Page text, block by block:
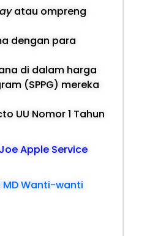
atau ompreng
dengan para
di dalam harga
(SPPG) mereka
UU Nomor 1 Tahun
Apple Service
MD Wanti-wanti